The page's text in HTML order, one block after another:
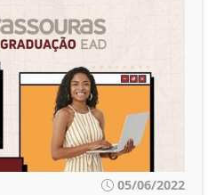
05/06/2022